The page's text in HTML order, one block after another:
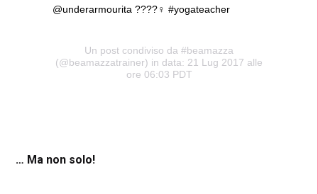
@underarmourita ????‍♀️ #yogateacher
Un post condiviso da #beamazza
(@beamazzatrainer) in data: 21 Lug 2017 alle
ore 06:03 PDT
… Ma non solo!